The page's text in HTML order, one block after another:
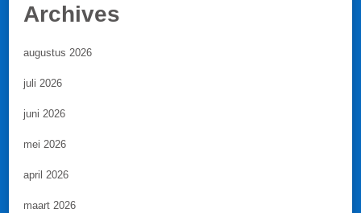
Archives
augustus 2026
juli 2026
juni 2026
mei 2026
april 2026
maart 2026